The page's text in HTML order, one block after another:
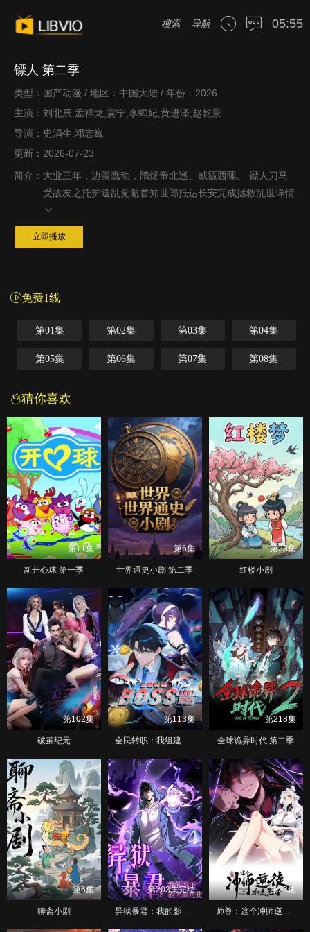
搜索 导航 05:55
镖人 第二季
类型：国产动漫 / 地区：中国大陆 / 年份：2026
主演：刘北辰,孟祥龙,宴宁,李蝉妃,黄进泽,赵乾景
导演：史涓生,邓志巍
更新：2026-07-23
简介： 大业三年，边疆蠢动，隋炀帝北巡、威慑西陲。 镖人刀马
受故友之托护送乱党魁首知世郎抵达长安完成拯救乱世详情
立即播放
免费1线
第01集 第02集 第03集 第04集
第05集 第06集 第07集 第08集
猜你喜欢
第11集
新开心球 第一季
第6集
世界通史小剧 第二季
第23集
红楼小剧
第102集
破茧纪元
第113集
全民转职：我组建了BOSS军团 动态漫画
第218集
全球诡异时代 第二季
第6集
聊斋小剧
第203集完结
异狱暴君：我的影子能无限进化
第23集
师尊：这个冲师逆徒才不是圣子 动态漫画